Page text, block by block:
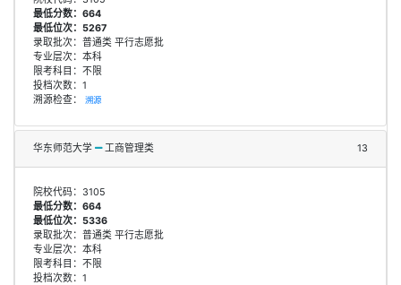
最低分数：664
最低位次：5267
录取批次：普通类 平行志愿批
专业层次：本科
限考科目：不限
投档次数：1
溯源检查： 溯源
华东师范大学 工商管理类 13
院校代码：3105
最低分数：664
最低位次：5336
录取批次：普通类 平行志愿批
专业层次：本科
限考科目：不限
投档次数：1